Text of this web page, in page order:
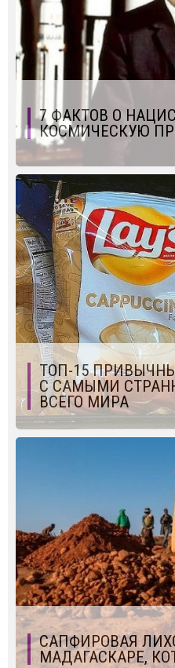
7 ФАКТОВ О
КОСМИЧЕСКУЮ
ТОП-15
С САМЫМИ
ВСЕГО МИРА
САПФИРОВАЯ
МАДАГАСКАРЕ,